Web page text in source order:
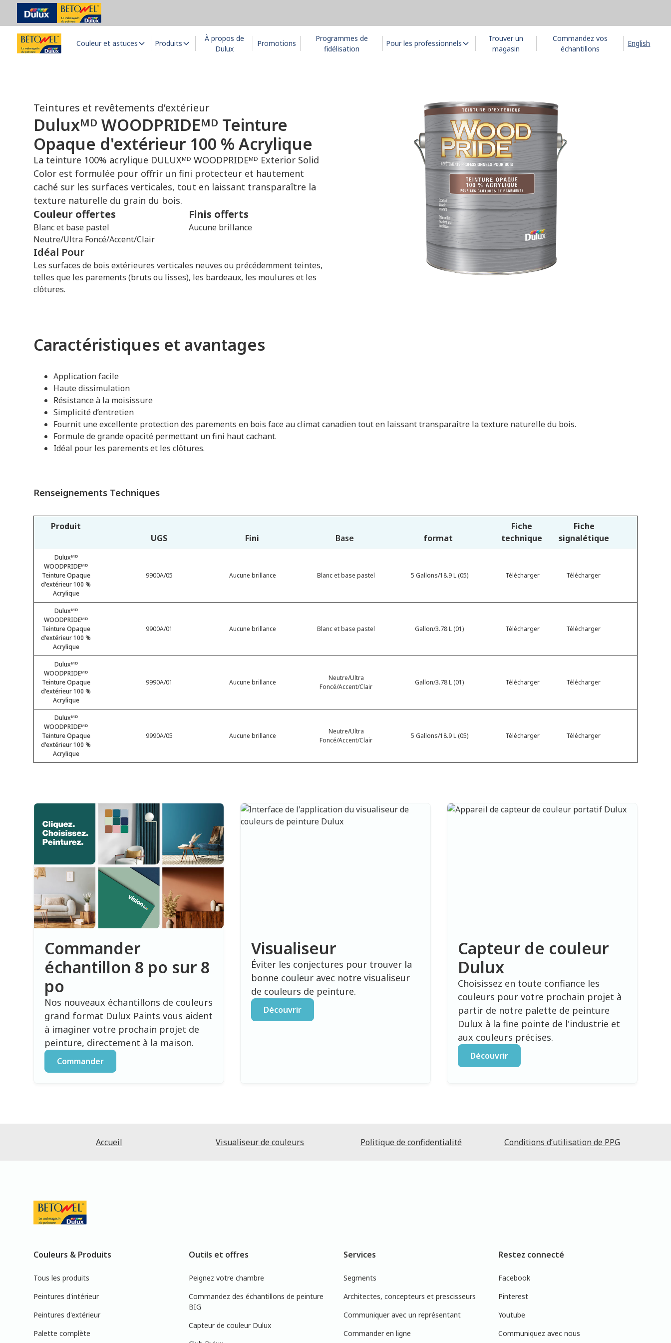
Couleur et astuces Produits
À propos de
Dulux
Promotions
Programmes de
fidélisation
Pour les professionnels
Trouver un
magasin
Commandez vos
échantillons
English
Teintures et revêtements d’extérieur
Duluxᴹᴰ WOODPRIDEᴹᴰ Teinture
Opaque d'extérieur 100 % Acrylique
La teinture 100% acrylique DULUXᴹᴰ WOODPRIDEᴹᴰ Exterior Solid
Color est formulée pour offrir un fini protecteur et hautement
caché sur les surfaces verticales, tout en laissant transparaître la
texture naturelle du grain du bois.
Couleur offertes
Blanc et base pastel
Neutre/Ultra Foncé/Accent/Clair
Finis offerts
Aucune brillance
Idéal Pour
Les surfaces de bois extérieures verticales neuves ou précédemment teintes,
telles que les parements (bruts ou lisses), les bardeaux, les moulures et les
clôtures.
Caractéristiques et avantages
Application facile
Haute dissimulation
Résistance à la moisissure
Simplicité d’entretien
Fournit une excellente protection des parements en bois face au climat canadien tout en laissant transparaître la texture naturelle du bois.
Formule de grande opacité permettant un fini haut cachant.
Idéal pour les parements et les clôtures.
Renseignements Techniques
Produit
UGS
Fini Base format
Fiche
technique
Fiche
signalétique
Duluxᴹᴰ
WOODPRIDEᴹᴰ
Teinture Opaque
d'extérieur 100 %
Acrylique
9900A/05 Aucune brillance Blanc et base pastel 5 Gallons/18.9 L (05) Télécharger Télécharger
Duluxᴹᴰ
WOODPRIDEᴹᴰ
Teinture Opaque
d'extérieur 100 %
Acrylique
9900A/01 Aucune brillance Blanc et base pastel Gallon/3.78 L (01) Télécharger Télécharger
Duluxᴹᴰ
WOODPRIDEᴹᴰ
Teinture Opaque
d'extérieur 100 %
Acrylique
9990A/01 Aucune brillance
Neutre/Ultra
Foncé/Accent/Clair
Gallon/3.78 L (01) Télécharger Télécharger
Duluxᴹᴰ
WOODPRIDEᴹᴰ
Teinture Opaque
d'extérieur 100 %
Acrylique
9990A/05 Aucune brillance
Neutre/Ultra
Foncé/Accent/Clair
5 Gallons/18.9 L (05) Télécharger Télécharger
Commander
échantillon 8 po sur 8
po
Nos nouveaux échantillons de couleurs
grand format Dulux Paints vous aident
à imaginer votre prochain projet de
peinture, directement à la maison.
Commander
Visualiseur
Éviter les conjectures pour trouver la
bonne couleur avec notre visualiseur
de couleurs de peinture.
Découvrir
Capteur de couleur
Dulux
Choisissez en toute confiance les
couleurs pour votre prochain projet à
partir de notre palette de peinture
Dulux à la fine pointe de l'industrie et
aux couleurs précises.
Découvrir
Accueil Visualiseur de couleurs Politique de confidentialité Conditions d’utilisation de PPG
Couleurs & Produits
Tous les produits
Peintures d'intérieur
Peintures d'extérieur
Palette complète
Outils et offres
Peignez votre chambre
Commandez des échantillons de peinture
BIG
Capteur de couleur Dulux
Services
Segments
Architectes, concepteurs et prescisseurs
Communiquer avec un représentant
Commander en ligne
Restez connecté
Facebook
Pinterest
Youtube
Communiquez avec nous